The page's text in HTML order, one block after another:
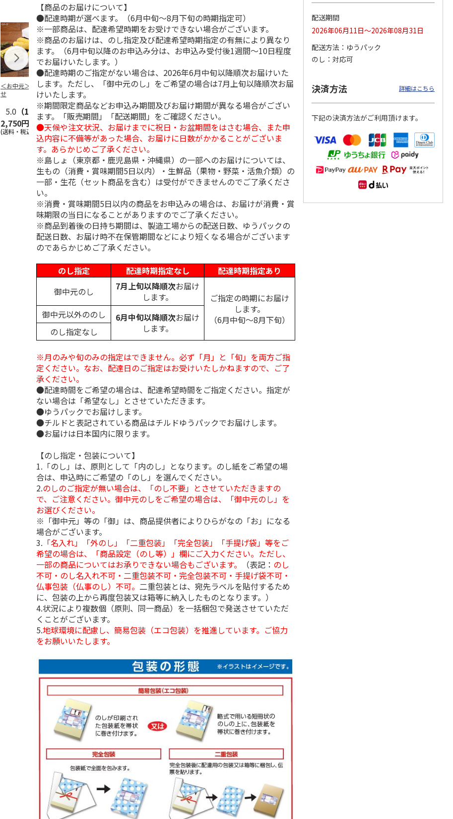
＜お中元＞３種詰合
せ
5.0 （1）
2,750円
(送料・税込)
柿安本店 極松阪牛
しぐれ煮詰合せ
EM29
4,012円
(送料・税込)
【冷凍】大阪お好み
セット
4,300円
(送料・税込)
＜お中元＞【冷凍】
町今半＞黒毛和牛の
すき…
5.0（1）
4,320円
(送料・税込)
＜お中元＞信州地粉
５個）
5.0 （1）
3,800円
(送料・税込)
＜博多一番どり＞や
きとりセブン７種詰
合せ
4,320円
＜お中元＞＜日本の
極み＞鯖缶セット
4,650円
(送料・税込)
【商品のお届けについて】
●配達時期が選べます。（6月中旬～8月下旬の時期指定可）
※一部商品は、配達希望時期をお受けできない場合がございます。
※商品のお届けは、のし指定及び配達希望時期指定の有無により異なり
ます。（6月中旬以降のお申込み分は、お申込み受付後1週間～10日程度
でお届けいたします。）
●配達時期のご指定がない場合は、2026年6月中旬以降順次お届けいた
します。ただし、「御中元のし」をご希望の場合は7月上旬以降順次お届
けいたします。
※期間限定商品などお申込み期間及びお届け期間が異なる場合がござい
ます。「販売期間」「配送期間」をご確認ください。
●天候や注文状況、お届けまでに祝日・お盆期間をはさむ場合、また申
込内容に不備等があった場合、お届けに日数がかかることがございま
す。あらかじめご了承ください。
※島しょ（東京都・鹿児島県・沖縄県）の一部へのお届けについては、
生もの（消費・賞味期間5日以内）・生鮮品（果物・野菜・活魚介類）の
一部・生花（セット商品を含む）は受付ができませんのでご了承くださ
い。
※消費・賞味期間5日以内の商品をお申込みの場合は、お届けが消費・賞
味期限の当日になることがありますのでご了承ください。
※商品到着後の日持ち期間は、製造工場からの配送日数、ゆうパックの
配送日数、お届け時不在保管期間などにより短くなる場合がございます
のであらかじめご了承ください。
のし指定
配達時期指定なし
配達時期指定あり
御中元のし
7月上旬以降順次お届け
します。
ご指定の時期にお届け
します。
（6月中旬～8月下旬）
御中元以外ののし 6月中旬以降順次お届け
します。
のし指定なし
※月のみや旬のみの指定はできません。必ず「月」と「旬」を両方ご指
定ください。なお、配達日のご指定はお受けいたしかねますので、ご了
承ください。
●配達時間をご希望の場合は、配達希望時間をご指定ください。指定が
ない場合は「希望なし」とさせていただきます。
●ゆうパックでお届けします。
●チルドと表記されている商品はチルドゆうパックでお届けします。
●お届けは日本国内に限ります。
【のし指定・包装について】
1.「のし」は、原則として「内のし」となります。のし紙をご希望の場
合は、申込時にご希望の「のし」を選んでください。
2.のしのご指定が無い場合は、「のし不要」とさせていただきますの
で、ご注意ください。御中元のしをご希望の場合は、「御中元のし」を
お選びください。
※「御中元」等の「御」は、商品提供者によりひらがなの「お」になる
場合がございます。
3. 「名入れ」「外のし」「二重包装」「完全包装」「手提げ袋」等をご
希望の場合は、「商品設定（のし等）」欄にご入力ください。ただし、
一部の商品についてはお承りできない場合もございます。
（表記： のし
不可・のし名入れ不可・二重包装不可・完全包装不可・手提げ袋不可・
仏事包装（仏事のし）不可。 二重包装とは、宛先ラベルを貼付するため
に、包装の上から再度包装又は箱等に納入したものとなります。）
4.状況により複数個（原則、同一商品）を一括梱包で発送させていただ
くことがございます。
5.地球環境に配慮し、簡易包装（エコ包装）を推進しています。ご協力
をお願いいたします。
配送期間
2026年06月11日～2026年08月31日
配送方法
ゆうパック
のし
対応可
決済方法 詳細はこちら
下記の決済方法がご利用頂けます。